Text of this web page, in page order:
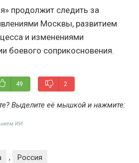
продолжит следить за
Москвы, развитием
и изменениями
боевого соприкосновения.
49 2
Выделите её мышкой и нажмите:
ИИ
, Россия